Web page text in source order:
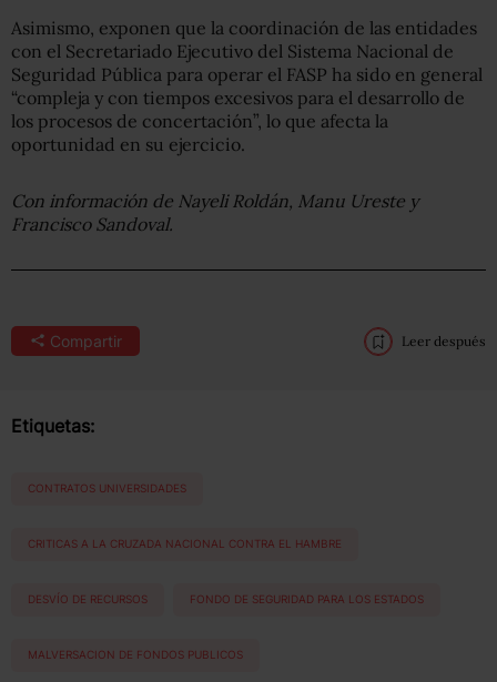
Asimismo, exponen que la coordinación de las entidades
con el Secretariado Ejecutivo del Sistema Nacional de
Seguridad Pública para operar el FASP ha sido en general
“compleja y con tiempos excesivos para el desarrollo de
los procesos de concertación”, lo que afecta la
oportunidad en su ejercicio.
Con información de Nayeli Roldán, Manu Ureste y
Francisco Sandoval.
Compartir Leer después
Etiquetas:
CONTRATOS UNIVERSIDADES
CRITICAS A LA CRUZADA NACIONAL CONTRA EL HAMBRE
DESVÍO DE RECURSOS FONDO DE SEGURIDAD PARA LOS ESTADOS
MALVERSACION DE FONDOS PUBLICOS